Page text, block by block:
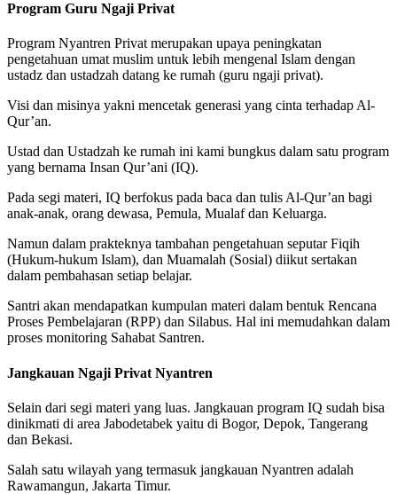
Program Guru Ngaji Privat
Program Nyantren Privat merupakan upaya peningkatan
pengetahuan umat muslim untuk lebih mengenal Islam dengan
ustadz dan ustadzah datang ke rumah (guru ngaji privat).
Visi dan misinya yakni mencetak generasi yang cinta terhadap Al-
Qur’an.
Ustad dan Ustadzah ke rumah ini kami bungkus dalam satu program
yang bernama Insan Qur’ani (IQ).
Pada segi materi, IQ berfokus pada baca dan tulis Al-Qur’an bagi
anak-anak, orang dewasa, Pemula, Mualaf dan Keluarga.
Namun dalam prakteknya tambahan pengetahuan seputar Fiqih
(Hukum-hukum Islam), dan Muamalah (Sosial) diikut sertakan
dalam pembahasan setiap belajar.
Santri akan mendapatkan kumpulan materi dalam bentuk Rencana
Proses Pembelajaran (RPP) dan Silabus. Hal ini memudahkan dalam
proses monitoring Sahabat Santren.
Jangkauan Ngaji Privat Nyantren
Selain dari segi materi yang luas. Jangkauan program IQ sudah bisa
dinikmati di area Jabodetabek yaitu di Bogor, Depok, Tangerang
dan Bekasi.
Salah satu wilayah yang termasuk jangkauan Nyantren adalah
Rawamangun, Jakarta Timur.